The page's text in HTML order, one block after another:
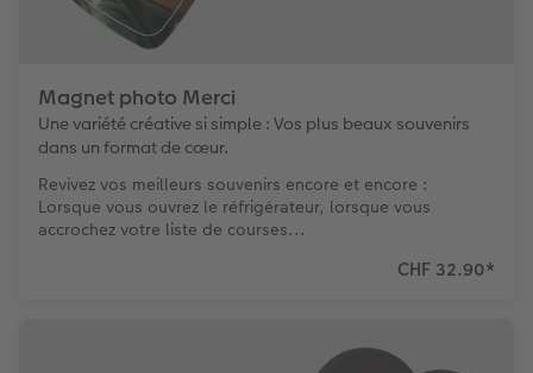
Magnet photo Merci
Une variété créative si simple : Vos plus beaux souvenirs
dans un format de cœur.
Revivez vos meilleurs souvenirs encore et encore :
Lorsque vous ouvrez le réfrigérateur, lorsque vous
accrochez votre liste de courses...
CHF 32.90*